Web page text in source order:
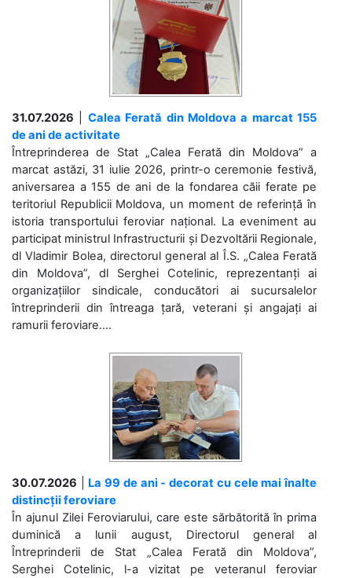
31.07.2026
Calea Ferată din Moldova a marcat 155
de ani de activitate
Întreprinderea de Stat „Calea Ferată din Moldova” a
marcat astăzi, 31 iulie 2026, printr-o ceremonie festivă,
aniversarea a 155 de ani de la fondarea căii ferate pe
teritoriul Republicii Moldova, un moment de referință în
istoria transportului feroviar național. La eveniment au
participat ministrul Infrastructurii și Dezvoltării Regionale,
dl Vladimir Bolea, directorul general al Î.S. „Calea Ferată
din Moldova”, dl Serghei Cotelinic, reprezentanți ai
organizațiilor sindicale, conducători ai sucursalelor
întreprinderii din întreaga țară, veterani și angajați ai
ramurii feroviare....
30.07.2026
La 99 de ani - decorat cu cele mai înalte
distincții feroviare
În ajunul Zilei Feroviarului, care este sărbătorită în prima
duminică a lunii august, Directorul general al
Întreprinderii de Stat „Calea Ferată din Moldova”,
Serghei Cotelinic, l-a vizitat pe veteranul feroviar